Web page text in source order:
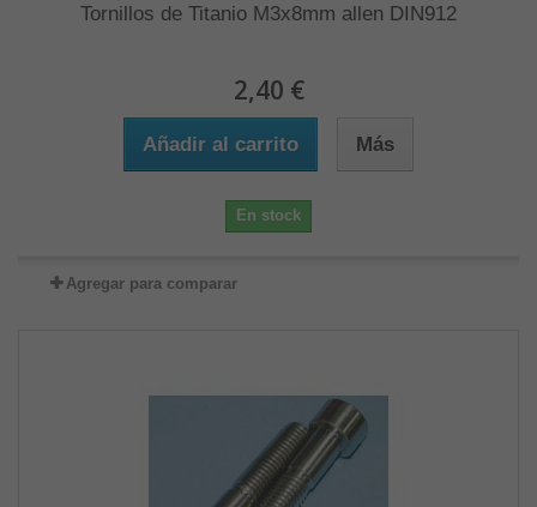
Tornillos de Titanio M3x8mm allen DIN912
2,40 €
Añadir al carrito Más
En stock
Agregar para comparar